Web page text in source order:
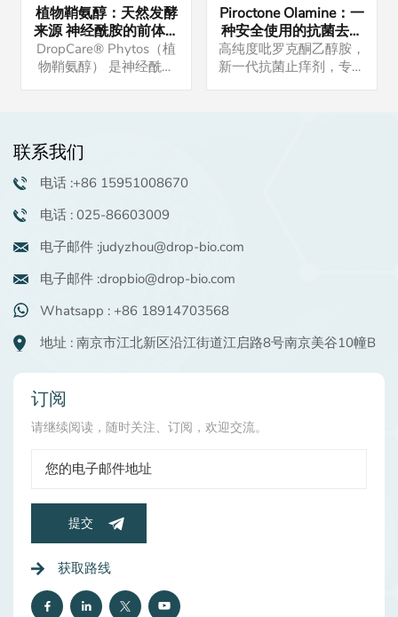
植物鞘氨醇：天然发酵
来源 神经酰胺的前体物
强大的保湿抗炎功效 油
溶活性物 高端洗护原料
DropCare® Phytos（植
物鞘氨醇） 是神经酰胺
索取样品。我们还可以提
供配方供您参考。
Piroctone Olamine：一
种安全使用的抗菌去屑
剂
高纯度吡罗克酮乙醇胺，
新一代抗菌止痒剂，专注
联系我们
电话 :+86 15951008670
电话 : 025-86603009
电子邮件 :judyzhou@drop-bio.com
电子邮件 :dropbio@drop-bio.com
Whatsapp : +86 18914703568
地址 : 南京市江北新区沿江街道江启路8号南京美谷10幢B
订阅
请继续阅读，随时关注、订阅，欢迎交流。
提交
获取路线